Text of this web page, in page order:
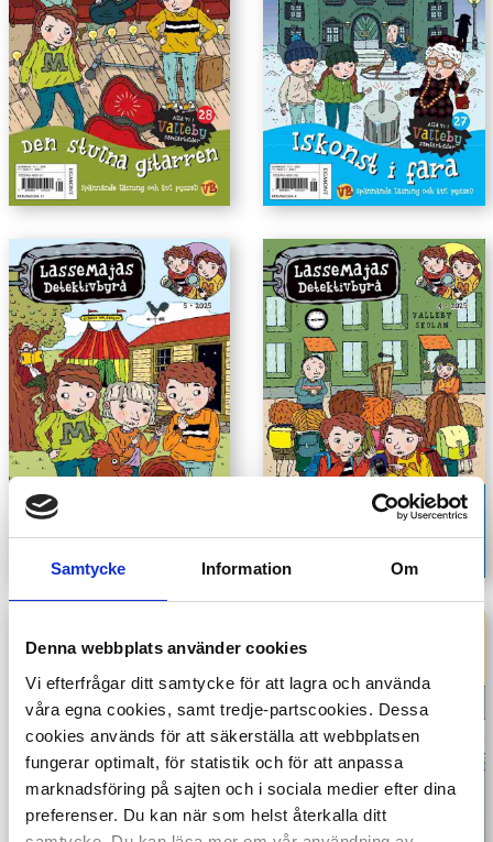
Samtycke Information Om
Denna webbplats använder cookies
Vi efterfrågar ditt samtycke för att lagra och använda
våra egna cookies, samt tredje-partscookies. Dessa
cookies används för att säkerställa att webbplatsen
fungerar optimalt, för statistik och för att anpassa
marknadsföring på sajten och i sociala medier efter dina
preferenser. Du kan när som helst återkalla ditt